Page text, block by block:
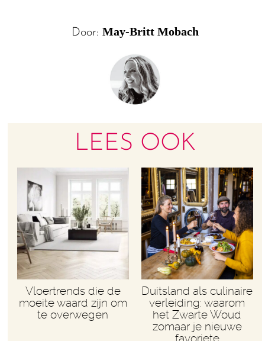
Door: May-Britt Mobach
LEES OOK
Vloertrends die de
moeite waard zijn om
te overwegen
Duitsland als culinaire
verleiding: waarom
het Zwarte Woud
zomaar je nieuwe